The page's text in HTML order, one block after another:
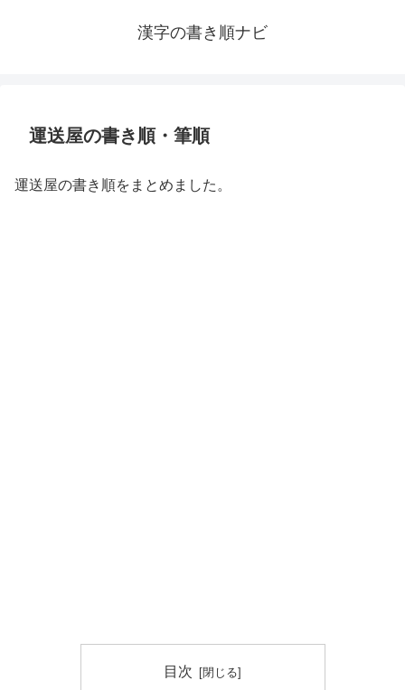
漢字の書き順ナビ
運送屋の書き順・筆順
運送屋の書き順をまとめました。
目次